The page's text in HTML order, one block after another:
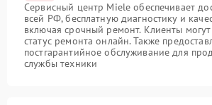
Сервисный центр Miele обеспечивает
всей РФ, бесплатную диагностику и
включая срочный ремонт. Клиенты могут
статус ремонта онлайн. Также
постгарантийное обслуживание для
службы техники